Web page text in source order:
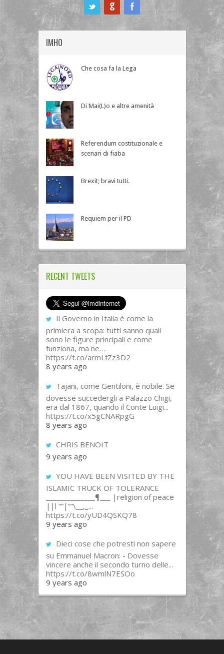
IMHO
Che cosa fa la Lega
Di Mai(L)o e altre amenità
Referendum costituzionale e
scenari di fiaba
Brexit; bravi tutti.
Requiem per il PD
RECENT TWEETS
Il Governo in Italia è come la
primiera a scopa: tutti sanno quali
sono le figure principali e come
funziona, ma ne…
https://t.co/armLfZz3D2
8 years ago
Tajani, come Gentiloni, è nobile. Se
dovesse succedergli a Palazzo Chigi,
era dal 1867, quando il Conte Luigi...
https://t.co/x5gCNARpgG
8 years ago
CHRIS BENOIT
9 years ago
YOU HAVE BEEN VISITED BY THE
ISLAMIC TRUCK OF TOLERANCE
______________¶___ |religion of peace
||l “”|””\__,_...
https://t.co/yUD4QSKQ78
9 years ago
Dieci cose che potresti non sapere
su Emmanuel Macron: - Dovesse
vincere anche il secondo turno delle...
https://t.co/8wmlN7ESOo
9 years ago